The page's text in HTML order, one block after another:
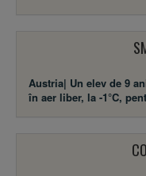
Austria| Un elev de 9
în aer liber, la -1°C,